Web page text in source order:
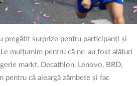
pregătit surprize pentru participanți și
mulțumim pentru că ne-au fost alături
markt, Decathlon, Lenovo, BRD,
pentru că aleargă zâmbete și fac